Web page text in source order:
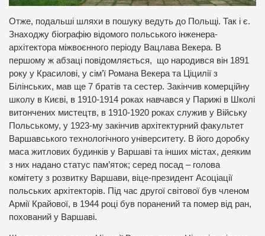
Отже, подальші шляхи в пошуку ведуть до Польщі. Так і є.
Знаходжу біографію відомого польського інженера-
архітектора міжвоєнного періоду Вацлава Векера. В
першому ж абзаці повідомляється, що народився він 1891
року у Красилові, у сім’ї Романа Векера та Ціцилії з
Білінських, мав ще 7 братів та сестер. Закінчив комерційну
школу в Києві, в 1910-1914 роках навчався у Парижі в Школі
витончених мистецтв, в 1910-1920 роках служив у Війську
Польському, у 1923-му закінчив архітектурний факультет
Варшавського технологічного університету. В його доробку
маса житлових будинків у Варшаві та інших містах, деяким
з них надано статус пам’яток; серед посад – голова
комітету з розвитку Варшави, віце-президент Асоціації
польських архітекторів. Під час другої світової був членом
Армії Крайової, в 1944 році був поранений та помер від ран,
похований у Варшаві.